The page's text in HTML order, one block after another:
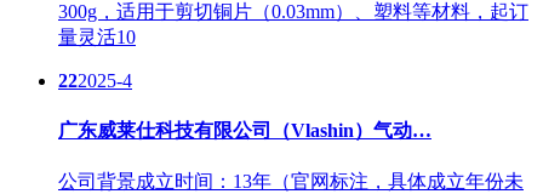
300g，适用于剪切铜片（0.03mm）、塑料等材料，起订
量灵活10
222025-4
广东威莱仕科技有限公司（Vlashin）气动…
公司背景成立时间：13年（官网标注，具体成立年份未